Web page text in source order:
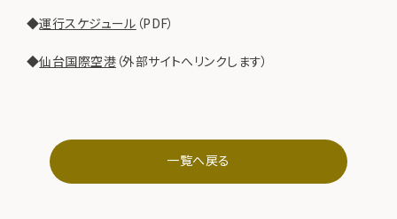
◆運行スケジュール （PDF）
◆仙台国際空港（外部サイトへリンクします）
一覧へ戻る